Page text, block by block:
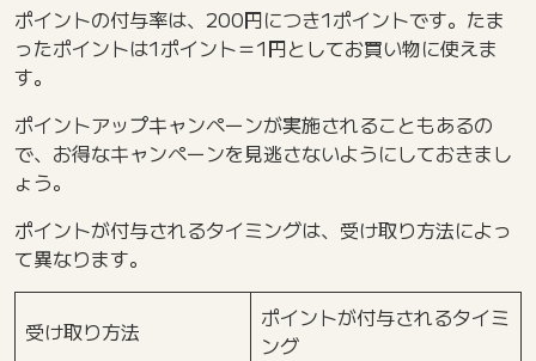
ポイントの付与率は、200円につき1ポイントです。たま
ったポイントは1ポイント＝1円としてお買い物に使えま
す。
ポイントアップキャンペーンが実施されることもあるの
で、お得なキャンペーンを見逃さないようにしておきまし
ょう。
ポイントが付与されるタイミングは、受け取り方法によっ
て異なります。
受け取り方法
ポイントが付与されるタイミ
ング